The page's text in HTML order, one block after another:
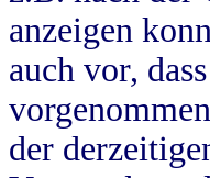
anzeigen
auch vor,
der